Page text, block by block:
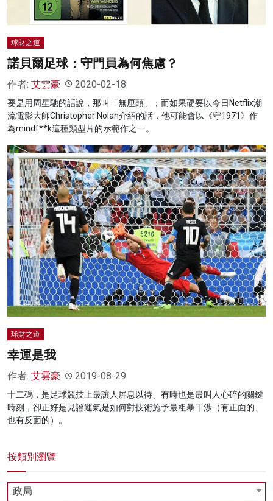
灼見活動
球財之道
諾貝爾足球：守門員為何焦慮？
作者: 艾雲豪 2020-02-18
要是用周星馳的話說，那叫「無厘頭」；而如果硬要以今日Netflix潮
流電影大師Christopher Nolan介紹的話，他可能會以《守1971》作
為mindf**k這種類型片的示範作之一。
球財之道
幸運是我
作者: 艾雲豪 2019-08-29
十二碼，是足球競技上最讓人屏息以待、有時也是最叫人心碎的關鍵
時刻，卻正好是見證運氣是如何對技術施予最粗暴干涉（有正面的、
也有反面的）。
按類別瀏覽
政局